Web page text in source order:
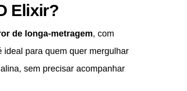
Elixir?
de longa-metragem, com
ideal para quem quer mergulhar
sem precisar acompanhar